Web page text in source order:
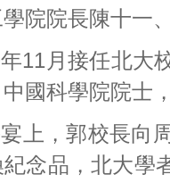
院院長陳十一
月接任北大校
國科學院院士
，郭校長向周
念品，北大學